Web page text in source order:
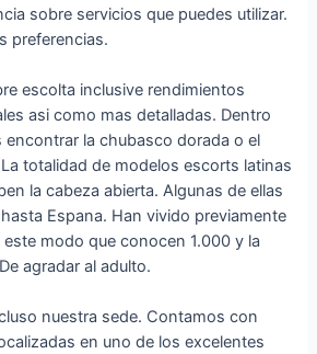
sobre servicios que puedes utilizar.
preferencias.
escolta inclusive rendimientos
asi­ como mas detalladas. Dentro
encontrar la chubasco dorada o el
totalidad de modelos escorts latinas
la cabeza abierta. Algunas de ellas
Espana. Han vivido previamente
modo que conocen 1.000 y la
agradar al adulto.
nuestra sede. Contamos con
en uno de los excelentes